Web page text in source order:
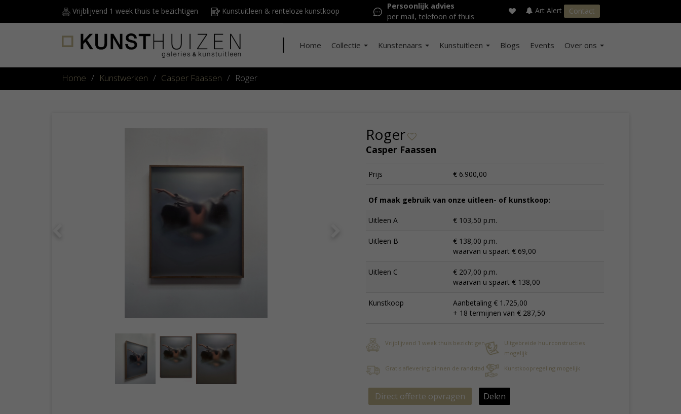
Vrijblijvend 1 week thuis te bezichtigen Kunstuitleen & renteloze kunstkoop
Persoonlijk advies
per mail, telefoon of thuis
Art Alert Contact
Home Collectie Kunstenaars Kunstuitleen Blogs Events Over ons
Home / Kunstwerken / Casper Faassen / Roger
Roger
Casper Faassen
Prijs € 6.900,00
Of maak gebruik van onze uitleen- of kunstkoop:
Uitleen A € 103,50 p.m.
Uitleen B
€ 138,00 p.m.
waarvan u spaart € 69,00
Uitleen C
€ 207,00 p.m.
waarvan u spaart € 138,00
Kunstkoop
Aanbetaling € 1.725,00
+ 18 termijnen van € 287,50
Vrijblijvend 1 week thuis bezichtigen
Uitgebreide huurconstructies
mogelijk
Gratis aflevering binnen de randstad
Kunstkoopregeling mogelijk
Direct offerte opvragen Delen